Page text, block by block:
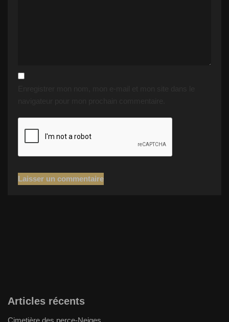
Articles récents